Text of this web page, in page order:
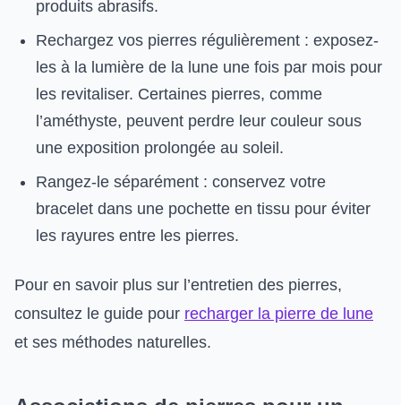
produits abrasifs.
Rechargez vos pierres régulièrement : exposez-
les à la lumière de la lune une fois par mois pour
les revitaliser. Certaines pierres, comme
l’améthyste, peuvent perdre leur couleur sous
une exposition prolongée au soleil.
Rangez-le séparément : conservez votre
bracelet dans une pochette en tissu pour éviter
les rayures entre les pierres.
Pour en savoir plus sur l’entretien des pierres,
consultez le guide pour recharger la pierre de lune
et ses méthodes naturelles.